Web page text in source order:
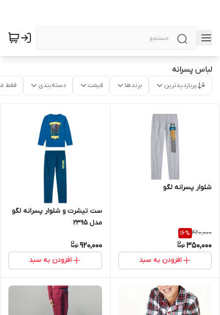
لباس پسرانه
پربازدیدترین برندها قیمت دسته‌بندی فقط
شلوار پسرانه لگو
420,000
16%
350,000
افزودن به سبد
ست تیشرت و شلوار پسرانه لگو
مدل 2395
920,000
افزودن به سبد